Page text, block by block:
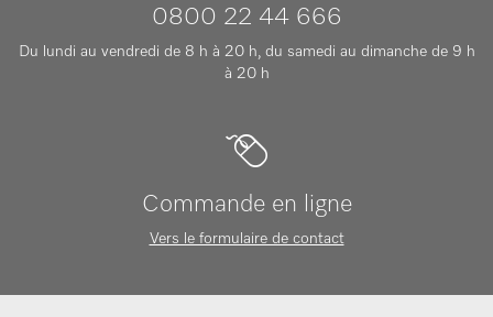
0800 22 44 666
Du lundi au vendredi de 8 h à 20 h, du samedi au dimanche de 9 h
à 20 h
Commande en ligne
Vers le formulaire de contact